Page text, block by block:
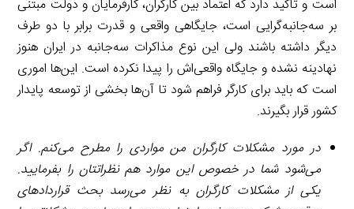
است و تأکید دارد که اعتماد بین کارگران، کارفرمایان و دولت مبتنی
بر سه‌جانبه‌گرایی است، جایگاهی واقعی و قدرت برابر با دو طرف
دیگر داشته باشند ولی این نوع مذاکرات سه‌جانبه در ایران هنوز
نهادینه نشده و جایگاه واقعی‌اش را پیدا نکرده است. این‌ها اموری
است که باید برای کارگر فراهم شود تا آن‌ها بخشی از توسعه پایدار
کشور قرار بگیرند.
در مورد مشکلات کارگران من مواردی را مطرح می‌کنم. اگر
می‌شود شما در خصوص این موارد هم نظراتتان را بفرمایید.
یکی از مشکلات کارگران به نظر می‌رسد بحث قراردادهای